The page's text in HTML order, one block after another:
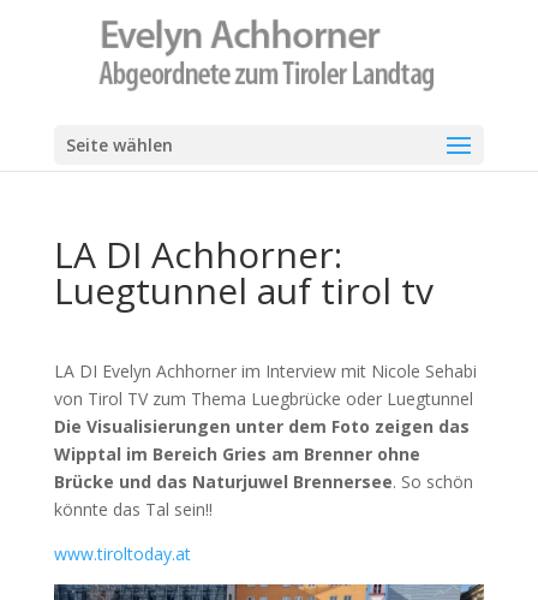
Seite wählen
LA DI Achhorner:
Luegtunnel auf tirol tv
LA DI Evelyn Achhorner im Interview mit Nicole Sehabi
von Tirol TV zum Thema Luegbrücke oder Luegtunnel
Die Visualisierungen unter dem Foto zeigen das
Wipptal im Bereich Gries am Brenner ohne
Brücke und das Naturjuwel Brennersee. So schön
könnte das Tal sein!!
www.tiroltoday.at